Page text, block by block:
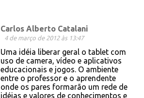
Carlos Alberto Catalani
4 de março de 2012 às 13:47
Uma idéia liberar geral o tablet com
uso de camera, vídeo e aplicativos
educacionais e jogos. O ambiente
entre o professor e o aprendente
onde os pares formarão um rede de
idéias e valores de conhecimentos e